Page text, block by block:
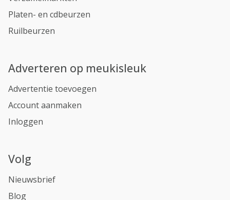
Platen- en cdbeurzen
Ruilbeurzen
Adverteren op meukisleuk
Advertentie toevoegen
Account aanmaken
Inloggen
Volg
Nieuwsbrief
Blog